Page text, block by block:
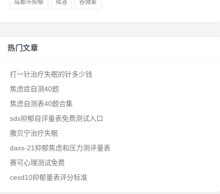
成都市抑郁 瑶浴 谷微素
热门文章
打一针治疗失眠的针多少钱
焦虑症自测40题
焦虑自测表40题合集
sds抑郁自评量表免费测试入口
撒贝宁治疗失眠
dass-21抑郁焦虑和压力测评量表
赛可心理测试免费
cesd10抑郁量表评分标准